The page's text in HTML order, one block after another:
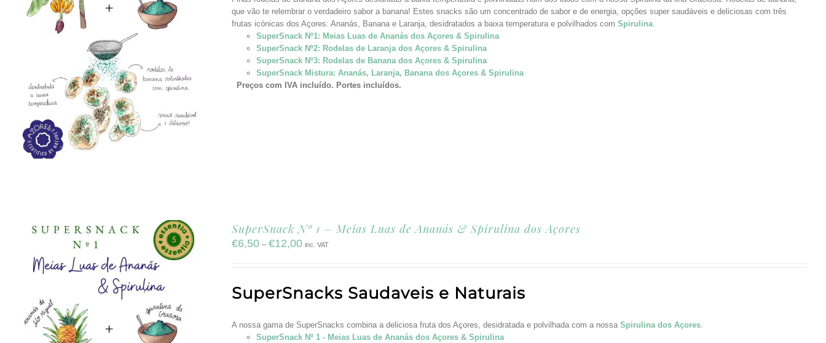
que vão te relembrar o verdadeiro sabor a banana! Estes snacks são um concentrado de sabor e de energia, opções super saudáveis e deliciosas com três
frutas icónicas dos Açores: Ananás, Banana e Laranja, desidratados a baixa temperatura e polvilhados com Spirulina.
SuperSnack Nº1: Meias Luas de Ananás dos Açores & Spirulina
SuperSnack Nº2: Rodelas de Laranja dos Açores & Spirulina
SuperSnack Nº3: Rodelas de Banana dos Açores & Spirulina
SuperSnack Mistura: Ananás, Laranja, Banana dos Açores & Spirulina
Preços com IVA incluído. Portes incluídos.
SuperSnack Nº 1 – Meias Luas de Ananás & Spirulina dos Açores
€6,50– €12,00 inc. VAT
SuperSnacks Saudaveis e Naturais
A nossa gama de SuperSnacks combina a deliciosa fruta dos Açores, desidratada e polvilhada com a nossa Spirulina dos Açores.
SuperSnack Nº 1 - Meias Luas de Ananás dos Açores & Spirulina